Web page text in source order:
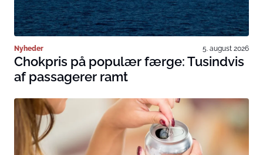
Nyheder 5. august 2026
Chokpris på populær færge: Tusindvis
af passagerer ramt